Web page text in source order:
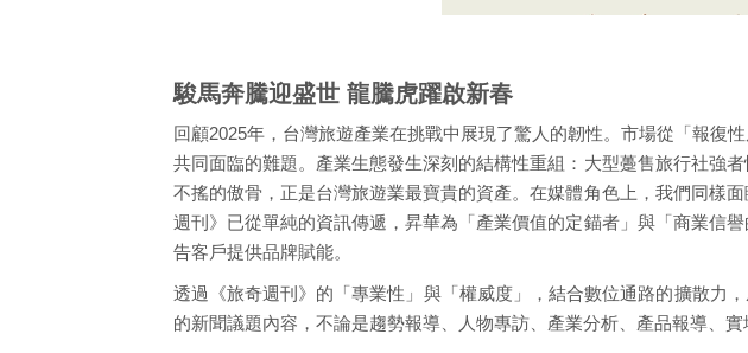
駿馬奔騰迎盛世 龍騰虎躍啟新春
回顧2025年，台灣旅遊產業在挑戰中展現了驚人的韌性。市場從「報復
共同面臨的難題。產業生態發生深刻的結構性重組：大型躉售旅行社強
不搖的傲骨，正是台灣旅遊業最寶貴的資產。在媒體角色上，我們同樣
週刊》已從單純的資訊傳遞，昇華為「產業價值的定錨者」與「商業信
告客戶提供品牌賦能。
透過《旅奇週刊》的「專業性」與「權威度」，結合數位通路的擴散力
的新聞議題內容，不論是趨勢報導、人物專訪、產業分析、產品報導、